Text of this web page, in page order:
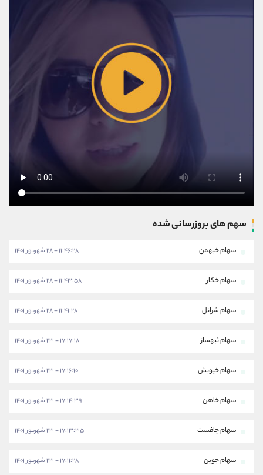
سهم های بروزرسانی شده
سهام خبهمن ۱۱:۴۶:۲۸ - ۲۸ شهریور ۱۴۰۱
سهام خکار ۱۱:۴۳:۵۸ - ۲۸ شهریور ۱۴۰۱
سهام شرانل ۱۱:۴۱:۲۸ - ۲۸ شهریور ۱۴۰۱
سهام ثبهساز ۱۷:۱۷:۱۸ - ۲۳ شهریور ۱۴۰۱
سهام خپویش ۱۷:۱۶:۱۰ - ۲۳ شهریور ۱۴۰۱
سهام خاهن ۱۷:۱۴:۳۹ - ۲۳ شهریور ۱۴۰۱
سهام چافست ۱۷:۱۳:۳۵ - ۲۳ شهریور ۱۴۰۱
سهام جوین ۱۷:۱۱:۲۸ - ۲۳ شهریور ۱۴۰۱